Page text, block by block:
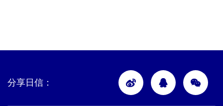
分享日信：